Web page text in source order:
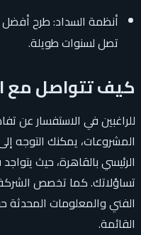
أنظمة السداد: طرح
تصل لسنوات طويلة.
كيف تتواصل مع
للراغبين في الاستفسار عن
المشروعات، يمكنك التوجه
الرئيسي بالقاهرة، حيث
تساؤلاتك. كما تخصص
الفني والمعلومات المحدثة
القائمة.